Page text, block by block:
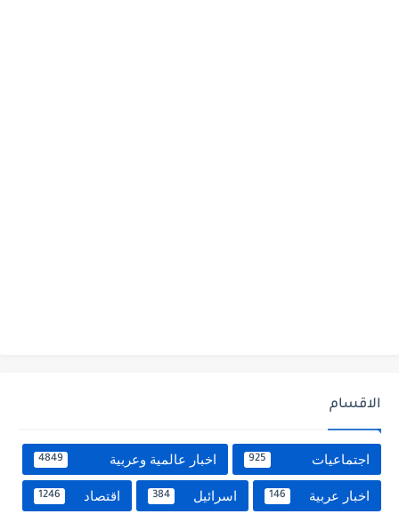
الاقسام
اجتماعيات 925 اخبار عالمية وعربية 4849
اخبار عربية 146 اسرائيل 384 اقتصاد 1246